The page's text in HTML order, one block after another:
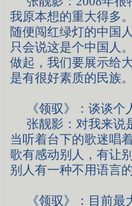
我原本想的重大得多
随便闯红绿灯的中国
只会说这是个中国人
做起，我们要展示给
是有很好素质的民族。
《领驭》：谈谈个
张靓影： 对我来说
当听着台下的歌迷唱
歌有感动别人，有让
别人有一种不用语言
《领驭》： 目前最